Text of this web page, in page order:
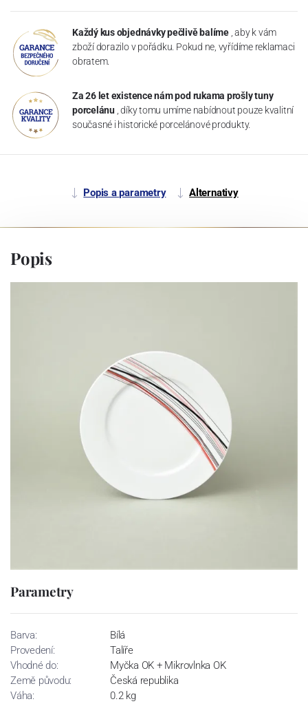
Každý kus objednávky pečlivě balíme , aby k vám
zboží dorazilo v pořádku. Pokud ne, vyřídíme reklamaci
obratem.
Za 26 let existence nám pod rukama prošly tuny
porcelánu , díky tomu umíme nabídnout pouze kvalitní
současné i historické porcelánové produkty.
Popis a parametry Alternativy
Popis
Parametry
Barva:
Bílá
Provedení:
Talíře
Vhodné do:
Myčka OK + Mikrovlnka OK
Země původu:
Česká republika
Váha:
0.2 kg